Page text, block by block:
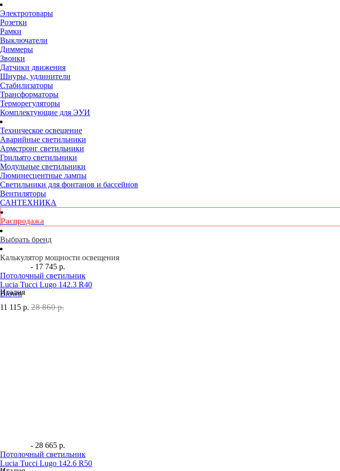
Электротовары
Розетки
Рамки
Выключатели
Диммеры
Звонки
Датчики движения
Шнуры, удлинители
Стабилизаторы
Трансформаторы
Терморегуляторы
Комплектующие для ЭУИ
Техническое освещение
Аварийные светильники
Армстронг светильники
Грильято светильники
Модульные светильники
Люминесцентные лампы
Светильники для фонтанов и бассейнов
Вентиляторы
САНТЕХНИКА
Распродажа
Выбрать бренд
Калькулятор мощности освещения
- 17 745 р.
Потолочный светильник
Lucia Tucci Lugo 142.3 R40
Brown
Италия
11 115 р. 28 860 р.
- 28 665 р.
Потолочный светильник
Lucia Tucci Lugo 142.6 R50